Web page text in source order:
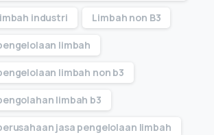
industri Limbah non B3
limbah
limbah non b3
limbah b3
jasa pengelolaan limbah